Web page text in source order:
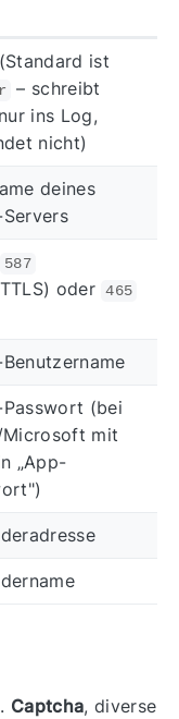
(Standard ist
– schreibt
ins Log,
nicht)
deines
Servers
587
oder 465
Benutzername
Passwort (bei
Microsoft mit
„App-
Captcha, diverse